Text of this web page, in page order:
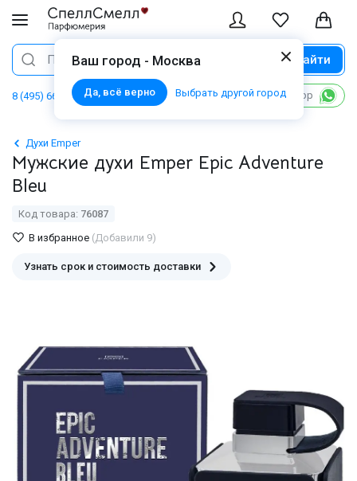
Ваш город - Москва
Да, всё верно Выбрать другой город
Поиск Найти
8 (495) 668 06 02 Написать в WhatsApp
Духи Emper
Мужские духи Emper Epic Adventure
Bleu
Код товара: 76087
В избранное (Добавили 9)
Узнать срок и стоимость доставки